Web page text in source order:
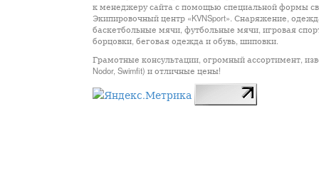
к менеджеру сайта с помощью специальной формы
Экипировочный центр «KVNSport». Снаряжение,
баскетбольные мячи, футбольные мячи, игровая
борцовки, беговая одежда и обувь, шиповки.
Грамотные консультации, огромный ассортимент,
Nodor, Swimfit) и отличные цены!